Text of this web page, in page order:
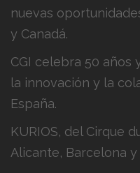
nuevas
y Canadá.
CGI celebra 50 años
la innovación y la
España.
KURIOS, del Cirque
Alicante, Barcelona y